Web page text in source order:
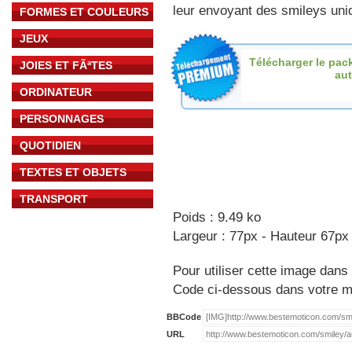
FORMES ET COULEURS
JEUX
JOIES ET FÃªTES
ORDINATEUR
PERSONNAGES
QUOTIDIEN
TEXTES ET OBJETS
TRANSPORT
leur envoyant des smileys
Télécharger le
Poids : 9.49 ko
Largeur : 77px - Hauteur 67px
Pour utiliser cette image
Code ci-dessous dans votre
BBCode
URL